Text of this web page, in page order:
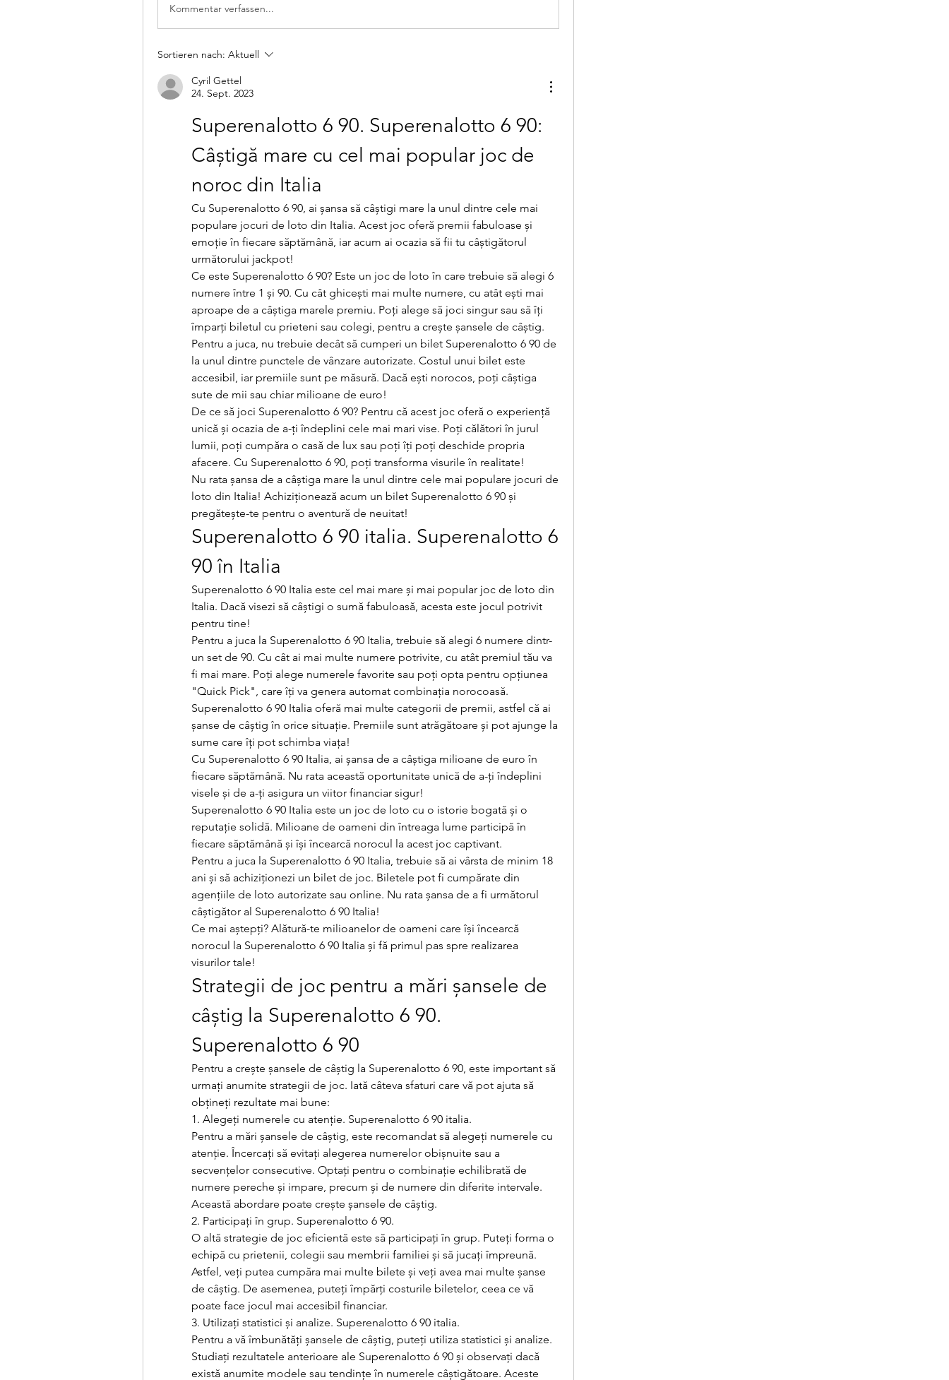
Kommentar verfassen...
Sortieren nach: Aktuell
Cyril Gettel
24. Sept. 2023
Superenalotto 6 90. Superenalotto 6 90:
Câștigă mare cu cel mai popular joc de
noroc din Italia
Cu Superenalotto 6 90, ai șansa să câștigi mare la unul dintre cele mai
populare jocuri de loto din Italia. Acest joc oferă premii fabuloase și
emoție în fiecare săptămână, iar acum ai ocazia să fii tu câștigătorul
următorului jackpot!
Ce este Superenalotto 6 90? Este un joc de loto în care trebuie să alegi 6
numere între 1 și 90. Cu cât ghicești mai multe numere, cu atât ești mai
aproape de a câștiga marele premiu. Poți alege să joci singur sau să îți
împarți biletul cu prieteni sau colegi, pentru a crește șansele de câștig.
Pentru a juca, nu trebuie decât să cumperi un bilet Superenalotto 6 90 de
la unul dintre punctele de vânzare autorizate. Costul unui bilet este
accesibil, iar premiile sunt pe măsură. Dacă ești norocos, poți câștiga
sute de mii sau chiar milioane de euro!
De ce să joci Superenalotto 6 90? Pentru că acest joc oferă o experiență
unică și ocazia de a-ți îndeplini cele mai mari vise. Poți călători în jurul
lumii, poți cumpăra o casă de lux sau poți îți poți deschide propria
afacere. Cu Superenalotto 6 90, poți transforma visurile în realitate!
Nu rata șansa de a câștiga mare la unul dintre cele mai populare jocuri de
loto din Italia! Achiziționează acum un bilet Superenalotto 6 90 și
pregătește-te pentru o aventură de neuitat!
Superenalotto 6 90 italia. Superenalotto 6
90 în Italia
Superenalotto 6 90 Italia este cel mai mare și mai popular joc de loto din
Italia. Dacă visezi să câștigi o sumă fabuloasă, acesta este jocul potrivit
pentru tine!
Pentru a juca la Superenalotto 6 90 Italia, trebuie să alegi 6 numere dintr-
un set de 90. Cu cât ai mai multe numere potrivite, cu atât premiul tău va
fi mai mare. Poți alege numerele favorite sau poți opta pentru opțiunea
"Quick Pick", care îți va genera automat combinația norocoasă.
Superenalotto 6 90 Italia oferă mai multe categorii de premii, astfel că ai
șanse de câștig în orice situație. Premiile sunt atrăgătoare și pot ajunge la
sume care îți pot schimba viața!
Cu Superenalotto 6 90 Italia, ai șansa de a câștiga milioane de euro în
fiecare săptămână. Nu rata această oportunitate unică de a-ți îndeplini
visele și de a-ți asigura un viitor financiar sigur!
Superenalotto 6 90 Italia este un joc de loto cu o istorie bogată și o
reputație solidă. Milioane de oameni din întreaga lume participă în
fiecare săptămână și își încearcă norocul la acest joc captivant.
Pentru a juca la Superenalotto 6 90 Italia, trebuie să ai vârsta de minim 18
ani și să achiziționezi un bilet de joc. Biletele pot fi cumpărate din
agențiile de loto autorizate sau online. Nu rata șansa de a fi următorul
câștigător al Superenalotto 6 90 Italia!
Ce mai aștepți? Alătură-te milioanelor de oameni care își încearcă
norocul la Superenalotto 6 90 Italia și fă primul pas spre realizarea
visurilor tale!
Strategii de joc pentru a mări șansele de
câștig la Superenalotto 6 90.
Superenalotto 6 90
Pentru a crește șansele de câștig la Superenalotto 6 90, este important să
urmați anumite strategii de joc. Iată câteva sfaturi care vă pot ajuta să
obțineți rezultate mai bune:
1. Alegeți numerele cu atenție. Superenalotto 6 90 italia.
Pentru a mări șansele de câștig, este recomandat să alegeți numerele cu
atenție. Încercați să evitați alegerea numerelor obișnuite sau a
secvențelor consecutive. Optați pentru o combinație echilibrată de
numere pereche și impare, precum și de numere din diferite intervale.
Această abordare poate crește șansele de câștig.
2. Participați în grup. Superenalotto 6 90.
O altă strategie de joc eficientă este să participați în grup. Puteți forma o
echipă cu prietenii, colegii sau membrii familiei și să jucați împreună.
Astfel, veți putea cumpăra mai multe bilete și veți avea mai multe șanse
de câștig. De asemenea, puteți împărți costurile biletelor, ceea ce vă
poate face jocul mai accesibil financiar.
3. Utilizați statistici și analize. Superenalotto 6 90 italia.
Pentru a vă îmbunătăți șansele de câștig, puteți utiliza statistici și analize.
Studiați rezultatele anterioare ale Superenalotto 6 90 și observați dacă
există anumite modele sau tendințe în numerele câștigătoare. Aceste